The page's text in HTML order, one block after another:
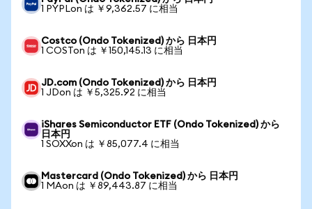
1 PYPLon は ￥9,362.57 に相当
Costco (Ondo Tokenized) から 日本円
1 COSTon は ￥150,145.13 に相当
JD.com (Ondo Tokenized) から 日本円
1 JDon は ￥5,325.92 に相当
iShares Semiconductor ETF (Ondo Tokenized) から
日本円
1 SOXXon は ￥85,077.4 に相当
Mastercard (Ondo Tokenized) から 日本円
1 MAon は ￥89,443.87 に相当